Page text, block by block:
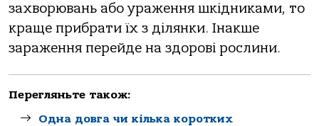
захворювань або ураження шкідниками, то
краще прибрати їх з ділянки. Інакше
зараження перейде на здорові рослини.
Перегляньте також:
Одна довга чи кілька коротких